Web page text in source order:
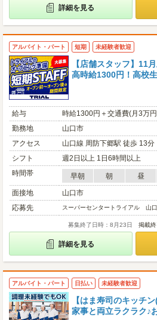
詳細を見る
アルバイト・パート 短期 未経験者歓迎
【店舗スタッフ】11
高時給1300円！高校
給与
時給1300円＋交通費(月3万
勤務地
山口市
アクセス
山口線 周防下郷駅 徒歩 13分
シフト
週2日以上 1日6時間以上
時間帯
早朝 朝 昼
面接地
山口市
応募先
スーパーセンタートライアル 山
募集終了日時：8月23日 掲載
詳細を見る
アルバイト・パート 日払い 未経験者歓迎
【はま寿司のキッチ
家事と両立ラクラク♪